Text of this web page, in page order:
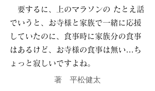
要するに、上のマラソンの たとえ話
でいうと、お寺様と家族で一緒に応援
していたのに、食事時に家族分の食事
はあるけど、お寺様の食事は無い…ち
ょっと寂しいですよね。
著 平松健太